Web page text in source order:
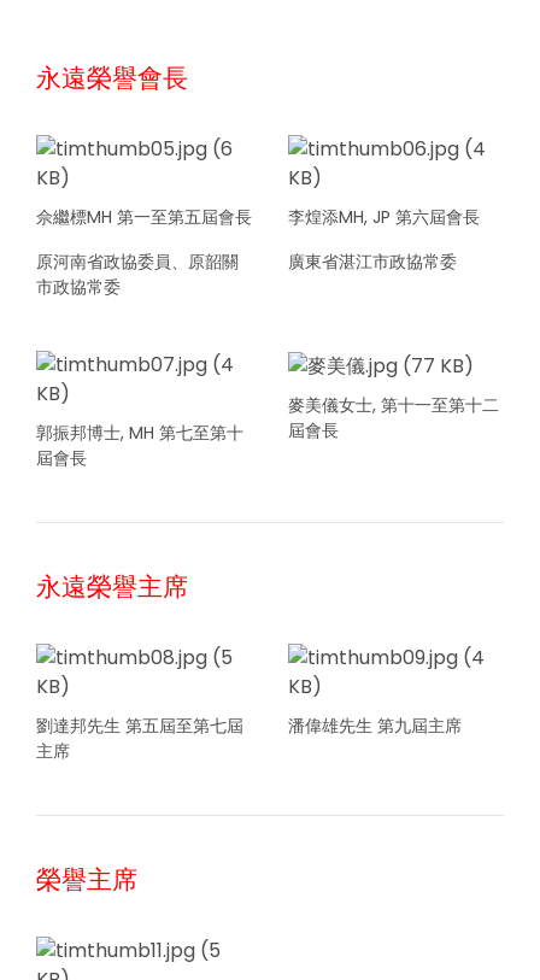
永遠榮譽會長
佘繼標MH 第一至第五屆會長
原河南省政協委員、原韶關
市政協常委
李煌添MH, JP 第六屆會長
廣東省湛江市政協常委
郭振邦博士, MH 第七至第十
屆會長
麥美儀女士, 第十一至第十二
屆會長
永遠榮譽主席
劉達邦先生 第五屆至第七屆
主席
潘偉雄先生 第九屆主席
榮譽主席